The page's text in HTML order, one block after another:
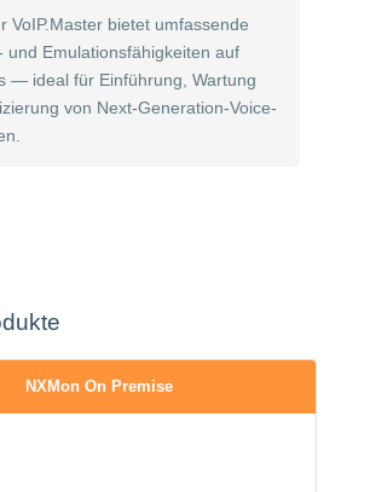
VoIP.Master bietet umfassende
und Emulationsfähigkeiten auf
— ideal für Einführung, Wartung
von Next-Generation-Voice-
NXMon On Premise